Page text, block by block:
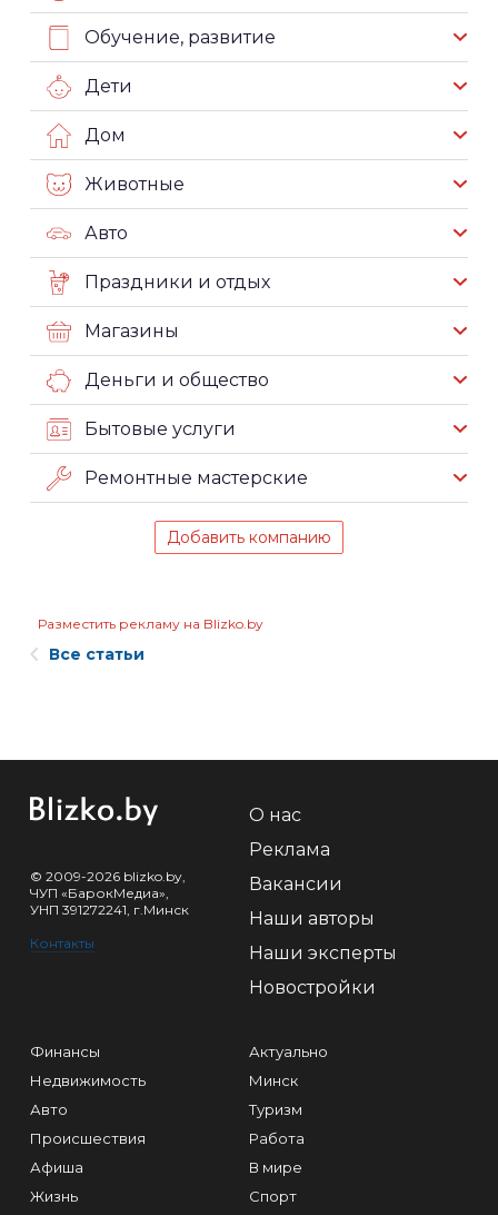
Обучение, развитие
Дети
Дом
Животные
Авто
Праздники и отдых
Магазины
Деньги и общество
Бытовые услуги
Ремонтные мастерские
Добавить компанию
Разместить рекламу на Blizko.by
Все статьи
© 2009-2026 blizko.by,
ЧУП «БарокМедиа»,
УНП 391272241, г.Минск
Контакты
О нас
Реклама
Вакансии
Наши авторы
Наши эксперты
Новостройки
Финансы
Недвижимость
Авто
Происшествия
Афиша
Жизнь
Актуально
Минск
Туризм
Работа
В мире
Спорт